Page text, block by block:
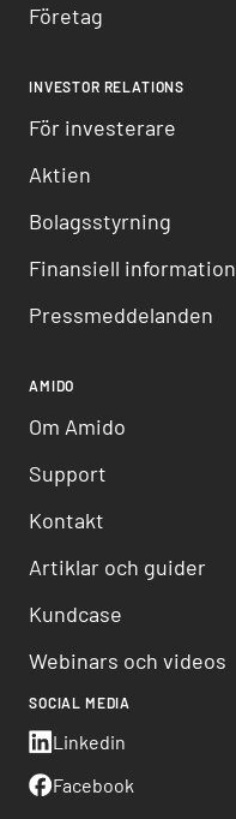
Företag
INVESTOR RELATIONS
För investerare
Aktien
Bolagsstyrning
Finansiell information
Pressmeddelanden
AMIDO
Om Amido
Support
Kontakt
Artiklar och guider
Kundcase
Webinars och videos
SOCIAL MEDIA
Linkedin
Facebook